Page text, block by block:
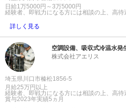
日給1万5000円～3万5000円
経験者、即戦力になる方には相談の上、高待
詳しく見る
空調設備、吸収式冷温水発
株式会社アエリス
埼玉県川口市榛松1856-5
月給25万円以上
経験者、即戦力になる方には相談の上、高待
賞与2023年実績5ヵ月